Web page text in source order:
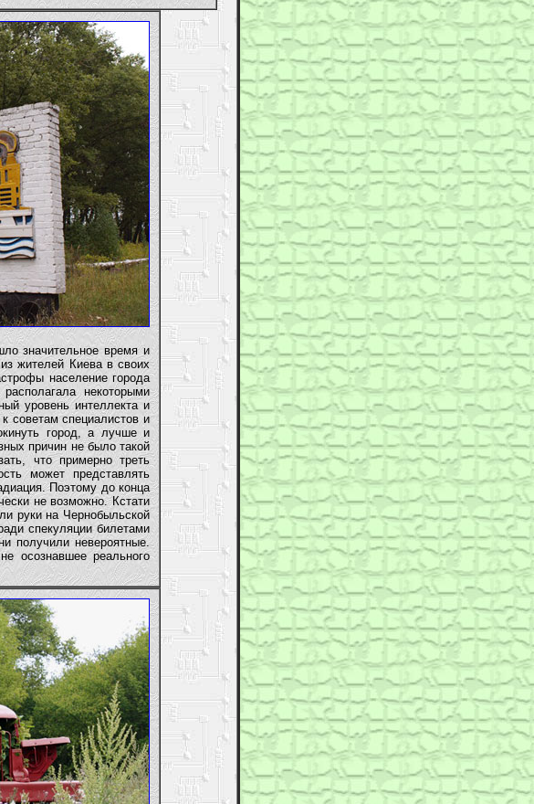
значительное время и
жителей Киева в своих
население города
некоторыми
уровень интеллекта и
советам специалистов и
город, а лучше и
причин не было такой
что примерно треть
может представлять
Поэтому до конца
не возможно. Кстати
руки на Чернобыльской
спекуляции билетами
получили невероятные.
осознавшее реального